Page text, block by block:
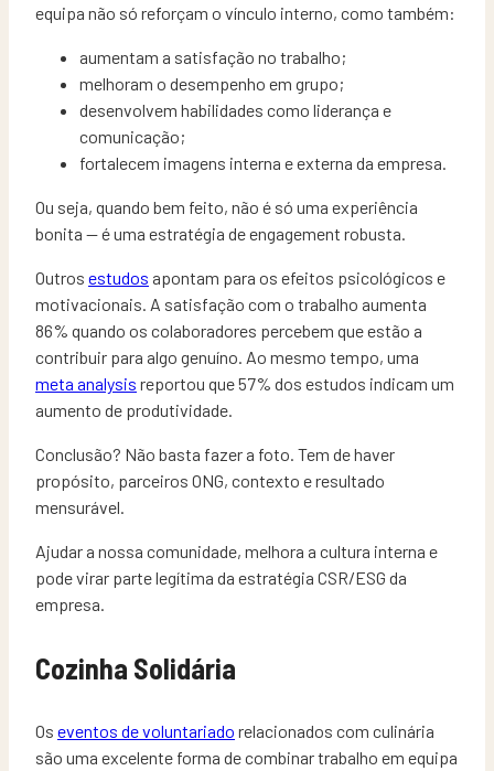
equipa não só reforçam o vínculo interno, como também:
aumentam a satisfação no trabalho;
melhoram o desempenho em grupo;
desenvolvem habilidades como liderança e
comunicação;
fortalecem imagens interna e externa da empresa.
Ou seja, quando bem feito, não é só uma experiência
bonita — é uma estratégia de engagement robusta.
Outros estudos apontam para os efeitos psicológicos e
motivacionais. A satisfação com o trabalho aumenta
86% quando os colaboradores percebem que estão a
contribuir para algo genuíno. Ao mesmo tempo, uma
meta analysis reportou que 57% dos estudos indicam um
aumento de produtividade.
Conclusão? Não basta fazer a foto. Tem de haver
propósito, parceiros ONG, contexto e resultado
mensurável.
Ajudar a nossa comunidade, melhora a cultura interna e
pode virar parte legítima da estratégia CSR/ESG da
empresa.
Cozinha Solidária
Os eventos de voluntariado relacionados com culinária
são uma excelente forma de combinar trabalho em equipa